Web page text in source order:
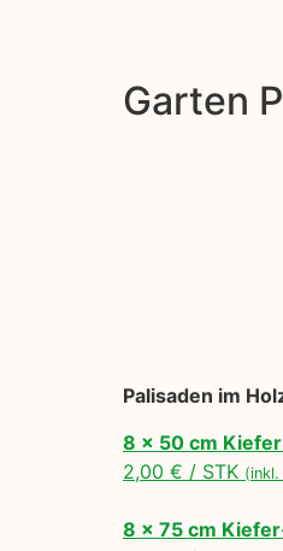
Garten
Palisaden im
8 x 50 cm
2,00 € / STK (inkl.
8 x 75 cm